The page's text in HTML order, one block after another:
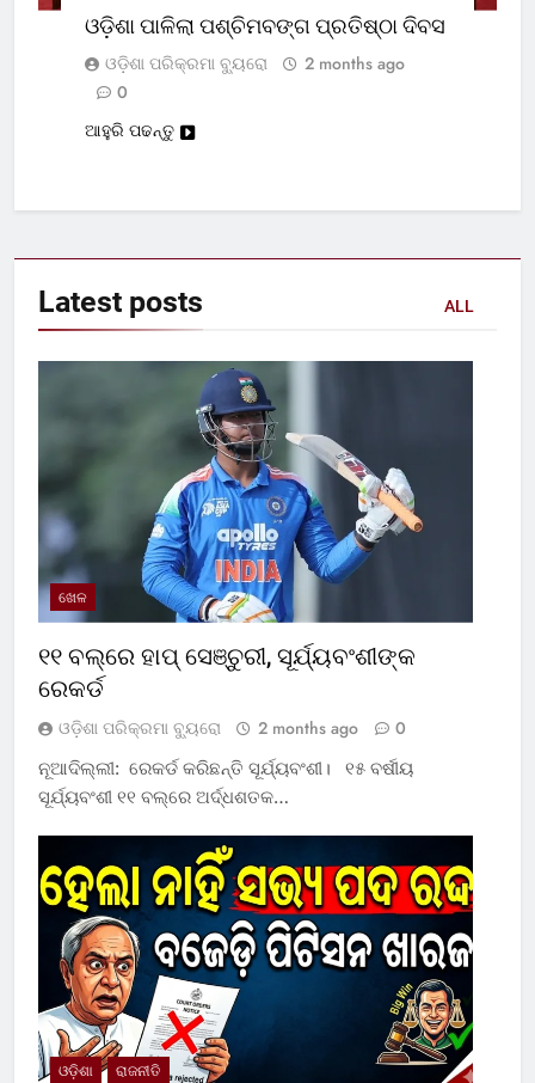
ଓଡ଼ିଶା ପାଳିଲା ପଶ୍ଚିମବଙ୍ଗ ପ୍ରତିଷ୍ଠା ଦିବସ
ଓଡ଼ିଶା ପରିକ୍ରମା ବ୍ୟୁରୋ
2 months ago
0
ଆହୁରି ପଢନ୍ତୁ
Latest posts ALL
ଖେଳ
୧୧ ବଲ୍‌ରେ ହାପ୍ ସେଞ୍ଚୁରୀ, ସୂର୍ଯ୍ୟବଂଶୀଙ୍କ
ରେକର୍ଡ
ଓଡ଼ିଶା ପରିକ୍ରମା ବ୍ୟୁରୋ 2 months ago 0
ନୂଆଦିଲ୍ଲୀ: ରେକର୍ଡ କରିଛନ୍ତି ସୂର୍ଯ୍ୟବଂଶୀ। ୧୫ ବର୍ଷୀୟ
ସୂର୍ଯ୍ୟବଂଶୀ ୧୧ ବଲ୍‌ରେ ଅର୍ଦ୍ଧଶତକ…
ଓଡ଼ିଶା ରାଜନୀତି